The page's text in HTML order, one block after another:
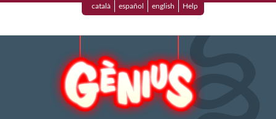
català español english Help